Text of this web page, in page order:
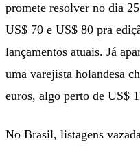
promete resolver no dia
US$ 70 e US$ 80 pra
lançamentos atuais. Já
uma varejista holandesa
euros, algo perto de US$
No Brasil, listagens